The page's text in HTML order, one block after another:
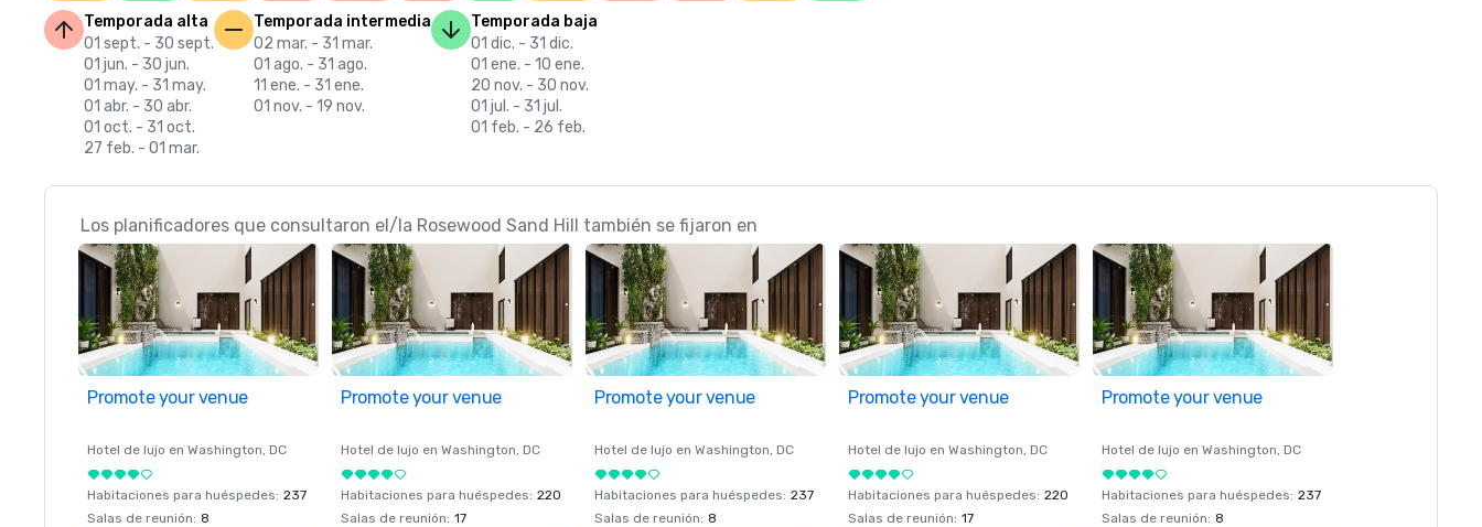
Temporada alta
01 sept. - 30 sept.
01 jun. - 30 jun.
01 may. - 31 may.
01 abr. - 30 abr.
01 oct. - 31 oct.
27 feb. - 01 mar.
Temporada intermedia
02 mar. - 31 mar.
01 ago. - 31 ago.
11 ene. - 31 ene.
01 nov. - 19 nov.
Temporada baja
01 dic. - 31 dic.
01 ene. - 10 ene.
20 nov. - 30 nov.
01 jul. - 31 jul.
01 feb. - 26 feb.
Los planificadores que consultaron el/la Rosewood Sand Hill también se fijaron en
Promote your venue
Hotel de lujo en Washington, DC
Habitaciones para huéspedes: 237
Salas de reunión: 8
Promote your venue
Hotel de lujo en Washington, DC
Habitaciones para huéspedes: 220
Salas de reunión: 17
Promote your venue
Hotel de lujo en Washington, DC
Habitaciones para huéspedes: 237
Salas de reunión: 8
Promote your venue
Hotel de lujo en Washington, DC
Habitaciones para huéspedes: 220
Salas de reunión: 17
Promote your venue
Hotel de lujo en Washington, DC
Habitaciones para huéspedes: 237
Salas de reunión: 8